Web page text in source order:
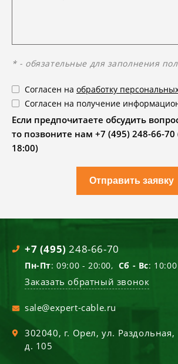
* - обязательные для заполнения
Согласен на обработку
Согласен на получение
Если предпочитаете обсудить
то позвоните нам +7 (495) 248-66-
18:00)
Отправить заявку
+7 (495) 248-66-70
Пн-Пт: 09:00 - 20:00, Сб - Вс:
Заказать обратный звонок
sale@expert-cable.ru
302040, г. Орел,ул. Раздольная,
д. 105